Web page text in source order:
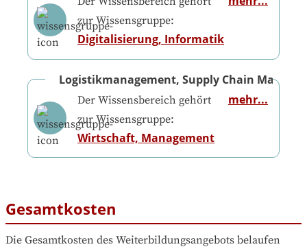
zur Wissensgruppe:
Digitalisierung, Informatik
Logistikmanagement, Supply Chain
Der Wissensbereich gehört
zur Wissensgruppe:
Wirtschaft, Management
mehr...
Gesamtkosten
Die Gesamtkosten des Weiterbildungsangebots belaufen